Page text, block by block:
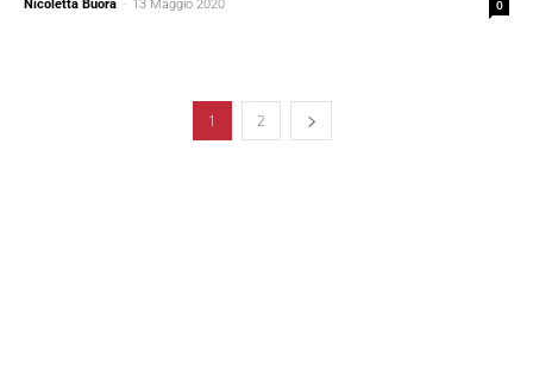
Nicoletta Buora - 13 Maggio 2020 0
1 2